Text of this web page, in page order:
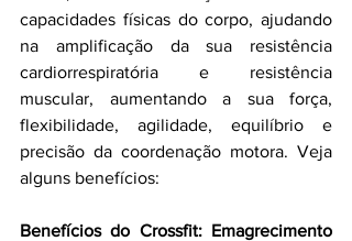
capacidades físicas do corpo, ajudando
na amplificação da sua resistência
cardiorrespiratória e resistência
muscular, aumentando a sua força,
flexibilidade, agilidade, equilíbrio e
precisão da coordenação motora. Veja
alguns benefícios:
Benefícios do Crossfit: Emagrecimento